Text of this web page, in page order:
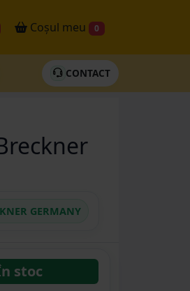
Coșul meu 0
CONTACT
GERMANY
stoc